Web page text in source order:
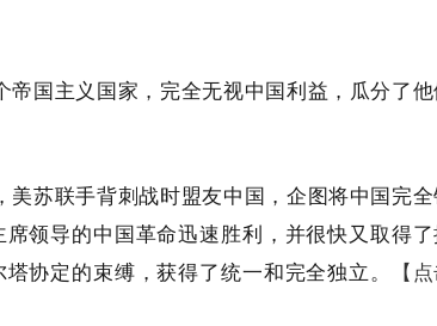
国主义国家，完全无视中国利益，瓜分了他
苏联手背刺战时盟友中国，企图将中国完全
领导的中国革命迅速胜利，并很快又取得
协定的束缚，获得了统一和完全独立。
【